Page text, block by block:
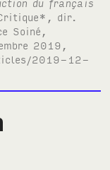
dir.
Soiné,
2019,
2019-12-